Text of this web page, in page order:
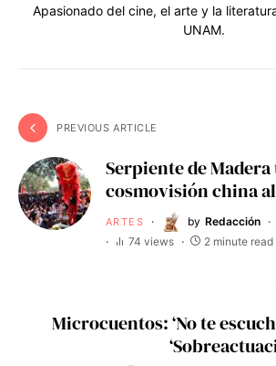
Apasionado del cine, el arte y la
UNAM.
PREVIOUS ARTICLE
Serpiente de
cosmovisión china
ARTES by Redacción
74 views
2 minute read
Microcuentos: ‘No te